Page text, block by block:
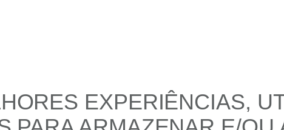
EXPERIÊNCIAS,